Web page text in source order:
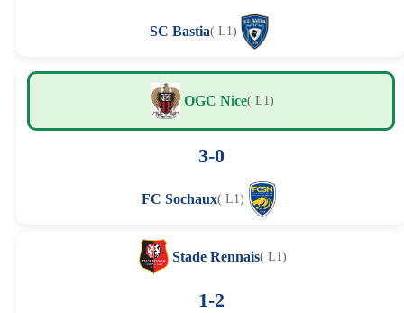
SC Bastia( L1)
OGC Nice( L1)
3-0
FC Sochaux( L1)
Stade Rennais( L1)
1-2